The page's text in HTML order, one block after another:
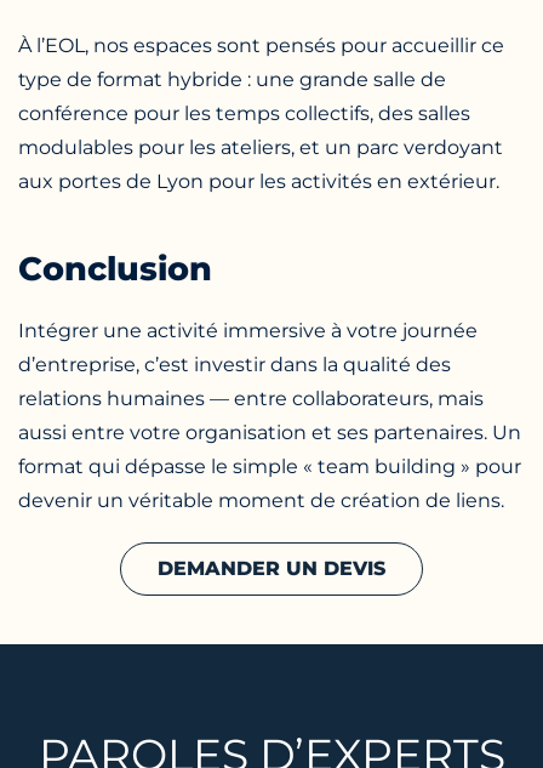
À l’EOL, nos espaces sont pensés pour accueillir ce
type de format hybride : une grande salle de
conférence pour les temps collectifs, des salles
modulables pour les ateliers, et un parc verdoyant
aux portes de Lyon pour les activités en extérieur.
Conclusion
Intégrer une activité immersive à votre journée
d’entreprise, c’est investir dans la qualité des
relations humaines — entre collaborateurs, mais
aussi entre votre organisation et ses partenaires. Un
format qui dépasse le simple « team building » pour
devenir un véritable moment de création de liens.
DEMANDER UN DEVIS
PAROLES D’EXPERTS